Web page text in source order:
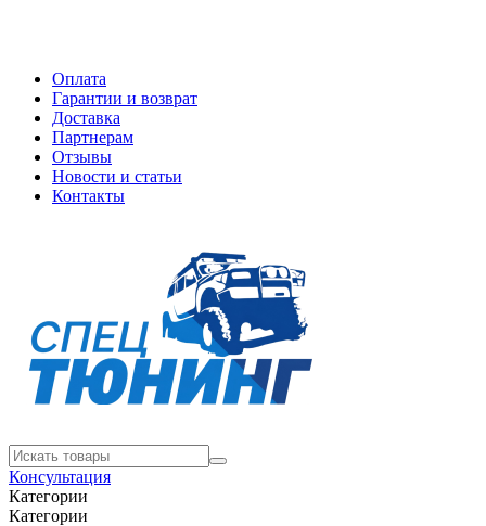
Оплата
Гарантии и возврат
Доставка
Партнерам
Отзывы
Новости и статьи
Контакты
Консультация
Категории
Категории